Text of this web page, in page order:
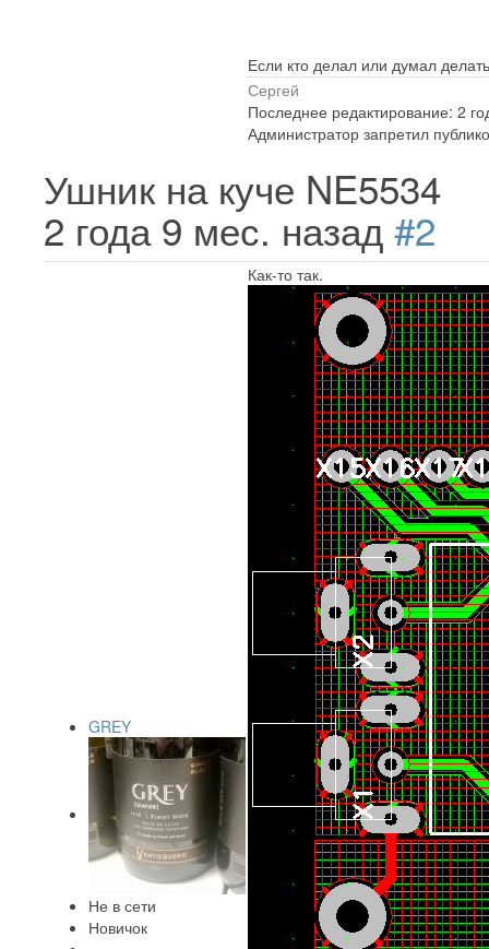
Если кто делал или думал
Сергей
Последнее редактирование: 2
Администратор запретил
Ушник на куче NE5534
2 года 9 мес. назад #2
GREY
Не в сети
Новичок
Как-то так.